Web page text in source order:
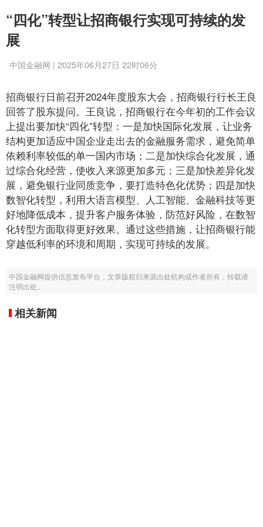
“四化”转型让招商银行实现可持续的发
展
中国金融网 | 2025年06月27日 22时06分
招商银行日前召开2024年度股东大会，招商银行行长王良
回答了股东提问。王良说，招商银行在今年初的工作会议
上提出要加快“四化”转型：一是加快国际化发展，让业务
结构更加适应中国企业走出去的金融服务需求，避免简单
依赖利率较低的单一国内市场；二是加快综合化发展，通
过综合化经营，使收入来源更加多元；三是加快差异化发
展，避免银行业同质竞争，要打造特色化优势；四是加快
数智化转型，利用大语言模型、人工智能、金融科技等更
好地降低成本，提升客户服务体验，防范好风险，在数智
化转型方面取得更好效果。通过这些措施，让招商银行能
穿越低利率的环境和周期，实现可持续的发展。
中国金融网提供信息发布平台，文章版权归来源出处机构或作者所有，转载请
注明出处。
相关新闻